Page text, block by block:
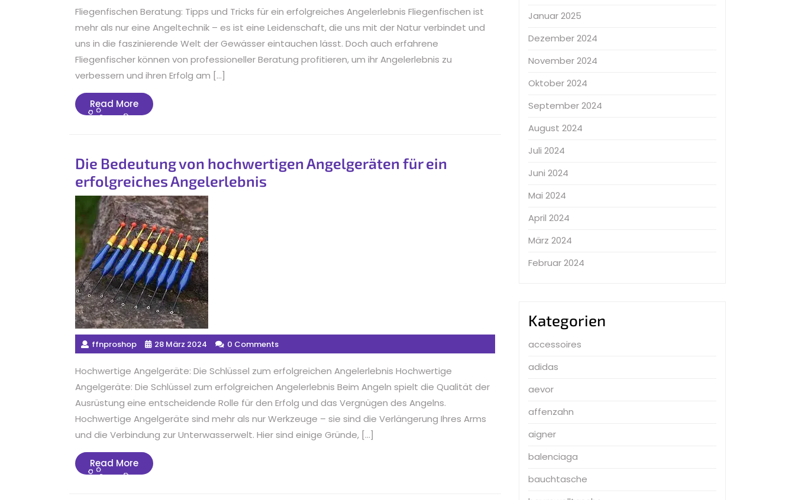
Fliegenfischen Beratung: Tipps und Tricks für ein erfolgreiches Angelerlebnis Fliegenfischen ist
mehr als nur eine Angeltechnik – es ist eine Leidenschaft, die uns mit der Natur verbindet und
uns in die faszinierende Welt der Gewässer eintauchen lässt. Doch auch erfahrene
Fliegenfischer können von professioneller Beratung profitieren, um ihr Angelerlebnis zu
verbessern und ihren Erfolg am […]
Read MoreRead
More
Die Bedeutung von hochwertigen Angelgeräten für ein
erfolgreiches Angelerlebnis
ffnproshop 28 März 2024 0 Comments
Hochwertige Angelgeräte: Die Schlüssel zum erfolgreichen Angelerlebnis Hochwertige
Angelgeräte: Die Schlüssel zum erfolgreichen Angelerlebnis Beim Angeln spielt die Qualität der
Ausrüstung eine entscheidende Rolle für den Erfolg und das Vergnügen des Angelns.
Hochwertige Angelgeräte sind mehr als nur Werkzeuge – sie sind die Verlängerung Ihres Arms
und die Verbindung zur Unterwasserwelt. Hier sind einige Gründe, […]
Read MoreRead
More
Januar 2025
Dezember 2024
November 2024
Oktober 2024
September 2024
August 2024
Juli 2024
Juni 2024
Mai 2024
April 2024
März 2024
Februar 2024
Kategorien
accessoires
adidas
aevor
affenzahn
aigner
balenciaga
bauchtasche